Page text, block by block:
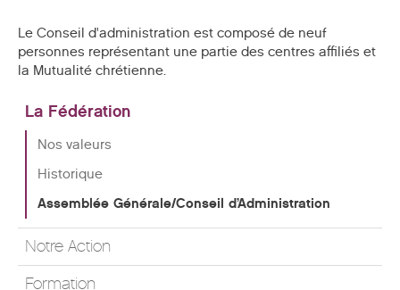
Le Conseil d'administration est composé de neuf
personnes représentant une partie des centres affiliés et
la Mutualité chrétienne.
La Fédération
Nos valeurs
Historique
Assemblée Générale/Conseil d’Administration
Notre Action
Formation